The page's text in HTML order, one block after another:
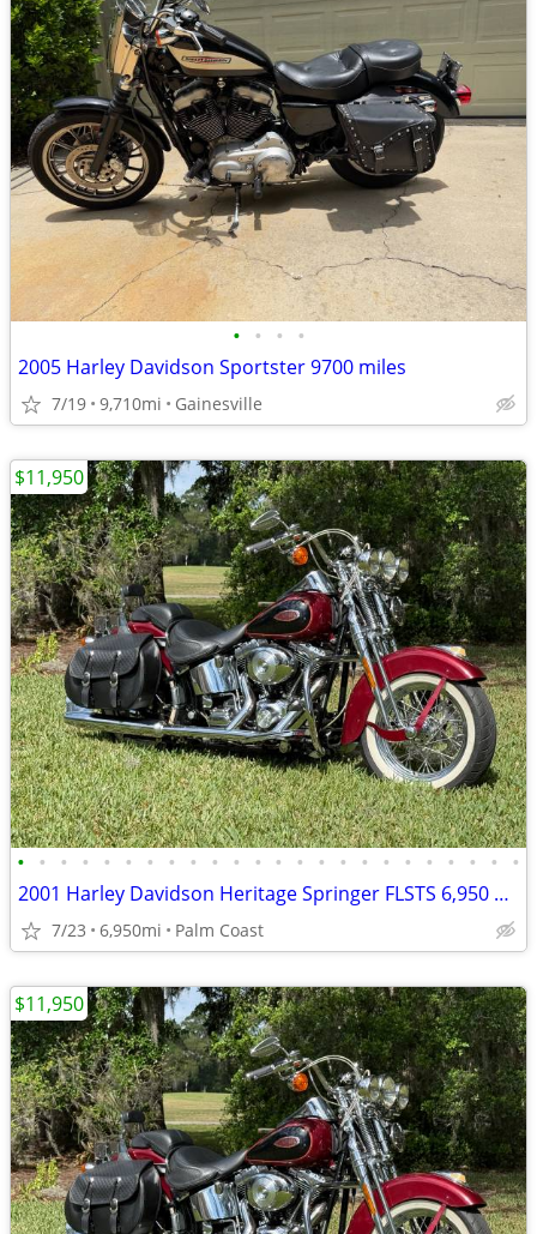
• • • •
2005 Harley Davidson Sportster 9700 miles
7/19 9,710mi Gainesville
• • • • • • • • • • • • • • • • • • • • • • • •
2001 Harley Davidson Heritage Springer FLSTS 6,950 miles,
7/23 6,950mi Palm Coast
$11,950
$11,950